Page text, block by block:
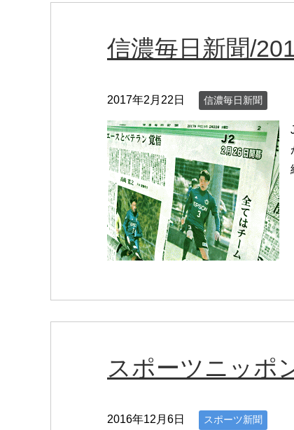
信濃毎日新聞/
2017年2月22日 信濃毎日新聞
スポーツニッポ
2016年12月6日 スポーツ新聞